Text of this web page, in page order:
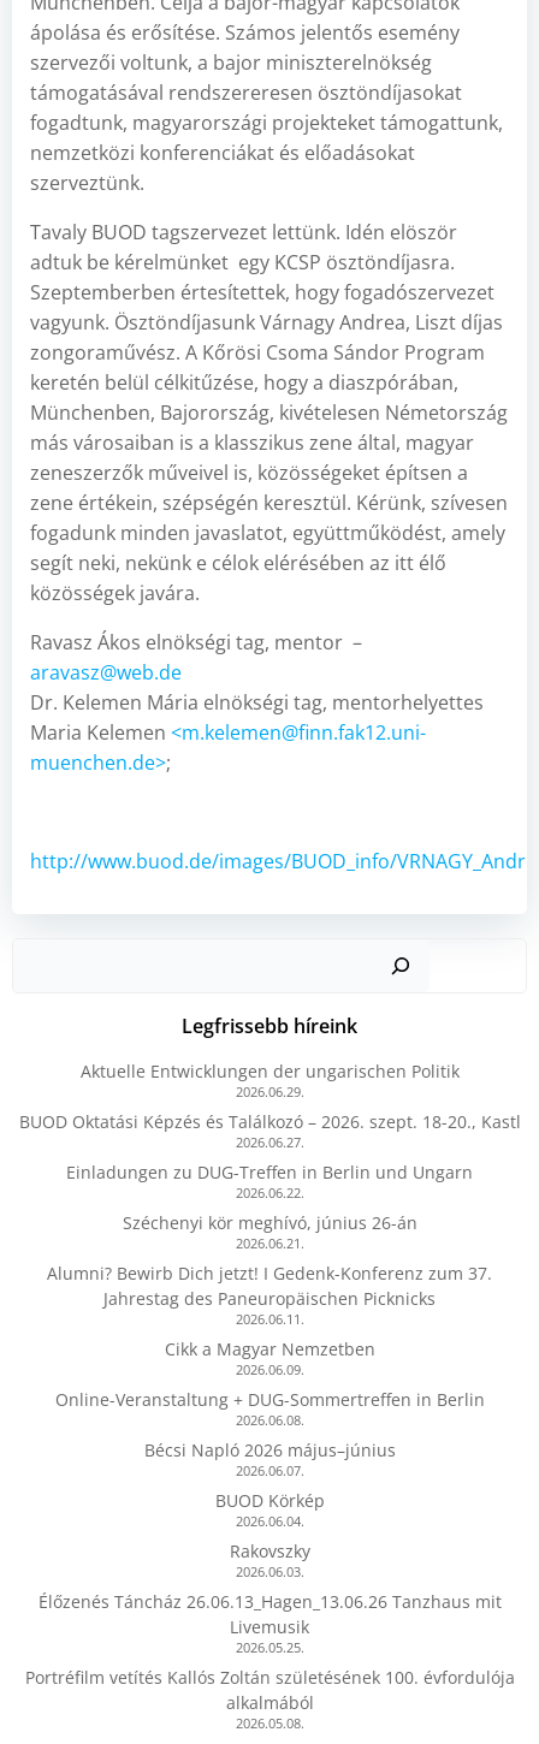
ápolása és erősítése. Számos jelentős esemény
szervezői voltunk, a bajor miniszterelnökség
támogatásával rendszereresen ösztöndíjasokat
fogadtunk, magyarországi projekteket támogattunk,
nemzetközi konferenciákat és előadásokat
szerveztünk.
Tavaly BUOD tagszervezet lettünk. Idén elöször
adtuk be kérelmünket egy KCSP ösztöndíjasra.
Szeptemberben értesítettek, hogy fogadószervezet
vagyunk. Ösztöndíjasunk Várnagy Andrea, Liszt díjas
zongoraművész. A Kőrösi Csoma Sándor Program
keretén belül célkitűzése, hogy a diaszpórában,
Münchenben, Bajorország, kivételesen Németország
más városaiban is a klasszikus zene által, magyar
zeneszerzők műveivel is, közösségeket építsen a
zene értékein, szépségén keresztül. Kérünk, szívesen
fogadunk minden javaslatot, együttműködést, amely
segít neki, nekünk e célok elérésében az itt élő
közösségek javára.
Ravasz Ákos elnökségi tag, mentor –
aravasz@web.de
Dr. Kelemen Mária elnökségi tag, mentorhelyettes
Maria Kelemen <m.kelemen@finn.fak12.uni-
muenchen.de>;
http://www.buod.de/images/BUOD_info/
Legfrissebb híreink
Aktuelle Entwicklungen der ungarischen Politik
2026.06.29.
BUOD Oktatási Képzés és Találkozó – 2026. szept. 18-20., Kastl
2026.06.27.
Einladungen zu DUG-Treffen in Berlin und Ungarn
2026.06.22.
Széchenyi kör meghívó, június 26-án
2026.06.21.
Alumni? Bewirb Dich jetzt! I Gedenk-Konferenz zum 37.
Jahrestag des Paneuropäischen Picknicks
2026.06.11.
Cikk a Magyar Nemzetben
2026.06.09.
Online-Veranstaltung + DUG-Sommertreffen in Berlin
2026.06.08.
Bécsi Napló 2026 május–június
2026.06.07.
BUOD Körkép
2026.06.04.
Rakovszky
2026.06.03.
Élőzenés Táncház 26.06.13_Hagen_13.06.26 Tanzhaus mit
Livemusik
2026.05.25.
Portréfilm vetítés Kallós Zoltán születésének 100. évfordulója
alkalmából
2026.05.08.